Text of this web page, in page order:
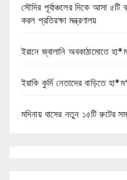
সৌদির পূর্বাঞ্চলের দিকে আসা
করল প্রতিরক্ষা মন্ত্রণালয়
ইরানে জ্বালানি অবকাঠামোতে
ইরাকি কুর্দি নেতাদের বাড়িতে
মদিনায় বাসের নতুন ১৫টি রুটের